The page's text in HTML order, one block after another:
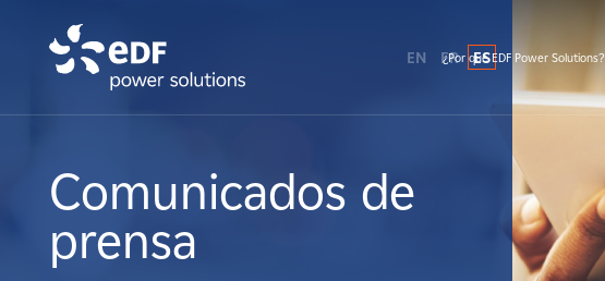
Qué hacemos
EN FR ES
¿Por qué EDF Power Solutions?
Comunicados de
prensa